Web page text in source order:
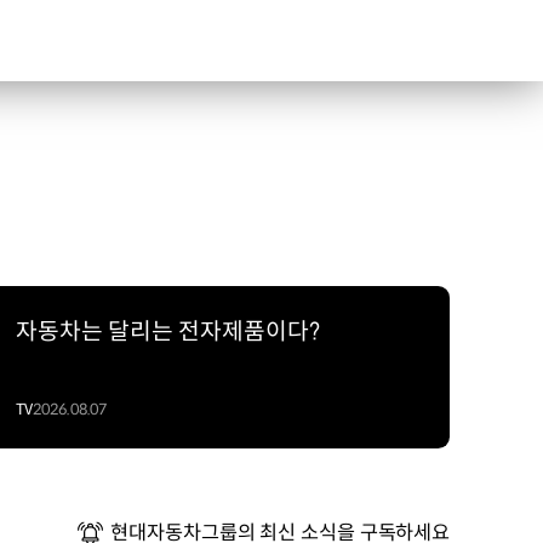
자동차는 달리는 전자제품이다?
TV2026.08.07
현대자동차그룹의 최신 소식을 구독하세요